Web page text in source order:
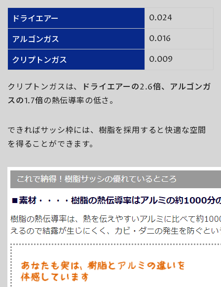
ドライエアー
0.024
アルゴンガス
0.016
クリプトンガス
0.009
クリプトンガスは、
ドライエアーの2.6倍、アルゴンガ
スの1.7倍の熱伝導率の低さ。
できればサッシ枠には、樹脂を採用すると快適な空間
を得ることができます。